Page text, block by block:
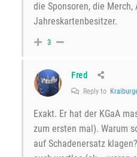
die Sponsoren, die
Jahreskartenbesitzer.
3
Fred
Reply to
Exakt. Er hat der KGaA
zum ersten mal). Warum
auf Schadenersatz